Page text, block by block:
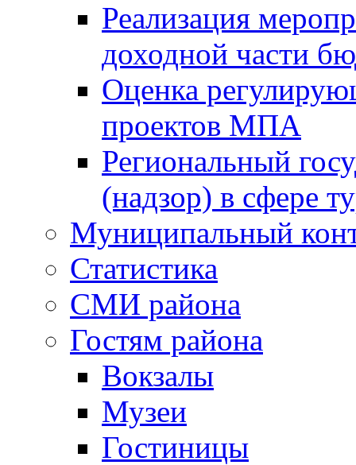
Реализация
доходной части
Оценка
проектов МПА
Региональный
(надзор) в сфере
Муниципальный
Статистика
СМИ района
Гостям района
Вокзалы
Музеи
Гостиницы